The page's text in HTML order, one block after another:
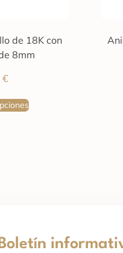
de 18K con
8mm
€